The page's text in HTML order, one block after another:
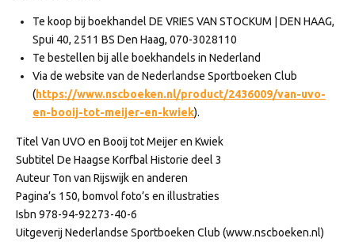
Te koop bij boekhandel DE VRIES VAN STOCKUM | DEN HAAG,
Spui 40, 2511 BS Den Haag, 070-3028110
Te bestellen bij alle boekhandels in Nederland
Via de website van de Nederlandse Sportboeken Club
(https://www.nscboeken.nl/product/2436009/van-uvo-
en-booij-tot-meijer-en-kwiek).
Titel Van UVO en Booij tot Meijer en Kwiek
Subtitel De Haagse Korfbal Historie deel 3
Auteur Ton van Rijswijk en anderen
Pagina’s 150, bomvol foto’s en illustraties
Isbn 978-94-92273-40-6
Uitgeverij Nederlandse Sportboeken Club (www.nscboeken.nl)